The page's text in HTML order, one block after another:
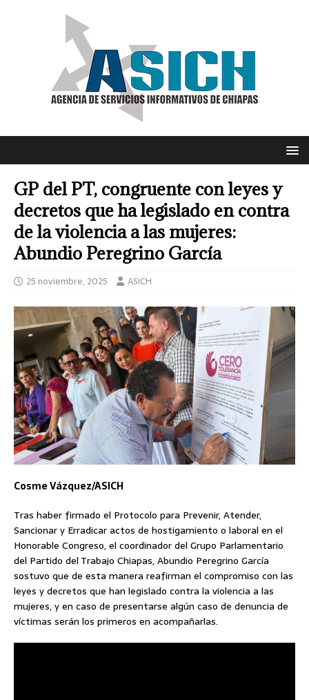
GP del PT, congruente con leyes y
decretos que ha legislado en contra
de la violencia a las mujeres:
Abundio Peregrino García
25 noviembre, 2025 ASICH
Cosme Vázquez/ASICH
Tras haber firmado el Protocolo para Prevenir, Atender,
Sancionar y Erradicar actos de hostigamiento o laboral en el
Honorable Congreso, el coordinador del Grupo Parlamentario
del Partido del Trabajo Chiapas, Abundio Peregrino García
sostuvo que de esta manera reafirman el compromiso con las
leyes y decretos que han legislado contra la violencia a las
mujeres, y en caso de presentarse algún caso de denuncia de
víctimas serán los primeros en acompañarlas.